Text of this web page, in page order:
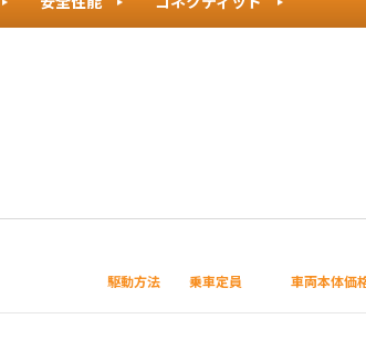
駆動方法 乗車定員 車両本体価